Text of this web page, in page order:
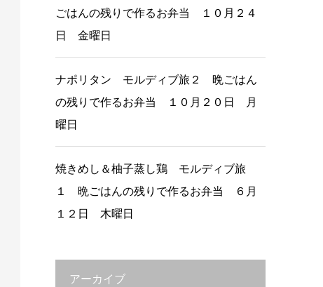
ごはんの残りで作るお弁当 １０月２４
日 金曜日
ナポリタン モルディブ旅２ 晩ごはん
の残りで作るお弁当 １０月２０日 月
曜日
焼きめし＆柚子蒸し鶏 モルディブ旅
１ 晩ごはんの残りで作るお弁当 ６月
１２日 木曜日
アーカイブ